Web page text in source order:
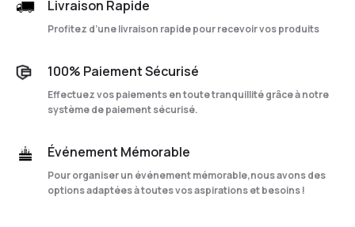
Livraison Rapide
Profitez d’une livraison rapide pour recevoir vos produits
100% Paiement Sécurisé
Effectuez vos paiements en toute tranquillité grâce à notre
système de paiement sécurisé.
Événement Mémorable
Pour organiser un événement mémorable,nous avons des
options adaptées à toutes vos aspirations et besoins !